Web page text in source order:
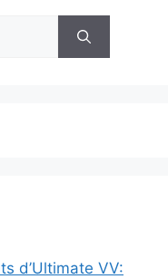
d’Ultimate VV: